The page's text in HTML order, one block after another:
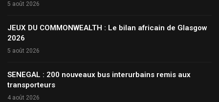
5 août 2026
JEUX DU COMMONWEALTH : Le bilan africain de Glasgow
2026
5 août 2026
SENEGAL : 200 nouveaux bus interurbains remis aux
transporteurs
4 août 2026